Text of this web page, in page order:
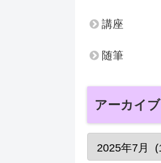
講座
随筆
アーカイブ